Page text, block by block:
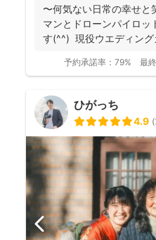
〜何気ない日常の幸せ
マンとドローンパイロッ
す(^^) 現役ウエディン
予約承諾率： 79% 最
ひがっち
4.9 (